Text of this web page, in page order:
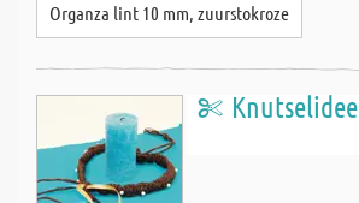
Organza lint 10 mm, zuurstokroze
Knutselidee